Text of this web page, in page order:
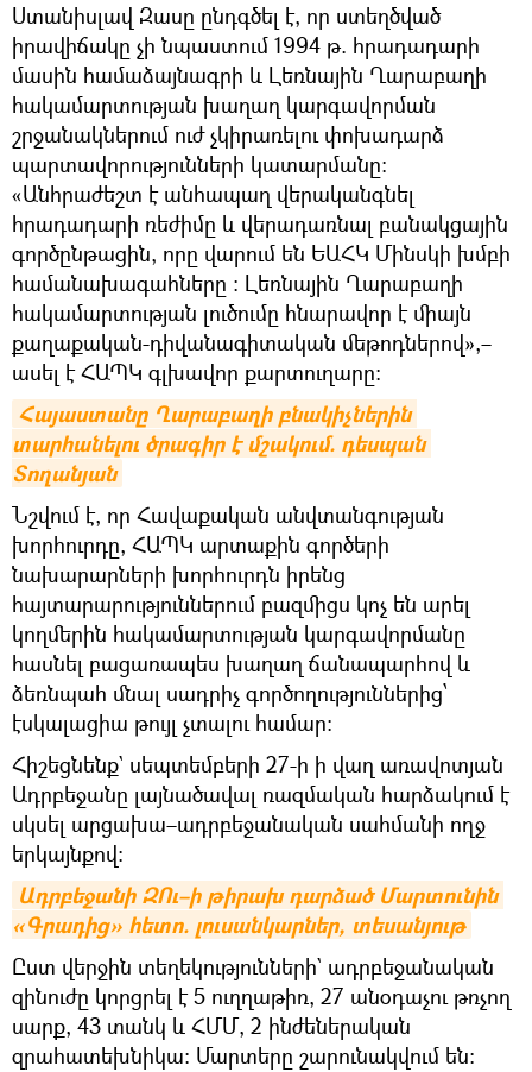
Ստանիսլավ Զասը ընդգծել է, որ ստեղծված
իրավիճակը չի նպաստում 1994 թ. հրադադարի
մասին համաձայնագրի և Լեռնային Ղարաբաղի
հակամարտության խաղաղ կարգավորման
շրջանակներում ուժ չկիրառելու փոխադարձ
պարտավորությունների կատարմանը:
«Անհրաժեշտ է անհապաղ վերականգնել
հրադադարի ռեժիմը և վերադառնալ բանակցային
գործընթացին, որը վարում են ԵԱՀԿ Մինսկի խմբի
համանախագահները ։ Լեռնային Ղարաբաղի
հակամարտության լուծումը հնարավոր է միայն
քաղաքական-դիվանագիտական մեթոդներով»,–
ասել է ՀԱՊԿ գլխավոր քարտուղարը։
Հայաստանը Ղարաբաղի բնակիչներին
տարհանելու ծրագիր է մշակում. դեսպան
Տողանյան
Նշվում է, որ Հավաքական անվտանգության
խորհուրդը, ՀԱՊԿ արտաքին գործերի
նախարարների խորհուրդն իրենց
հայտարարություններում բազմիցս կոչ են արել
կողմերին հակամարտության կարգավորմանը
հասնել բացառապես խաղաղ ճանապարհով և
ձեռնպահ մնալ սադրիչ գործողություններից՝
էսկալացիա թույլ չտալու համար:
Հիշեցնենք` սեպտեմբերի 27-ի ի վաղ առավոտյան
Ադրբեջանը լայնածավալ ռազմական հարձակում է
սկսել արցախա–ադրբեջանական սահմանի ողջ
երկայնքով։
Ադրբեջանի ԶՈւ–ի թիրախ դարձած Մարտունին
«Գրադից» հետո. լուսանկարներ, տեսանյութ
Ըստ վերջին տեղեկությունների` ադրբեջանական
զինուժը կորցրել է 5 ուղղաթիռ, 27 անօդաչու թռչող
սարք, 43 տանկ և ՀՄՄ, 2 ինժեներական
զրահատեխնիկա։ Մարտերը շարունակվում են։